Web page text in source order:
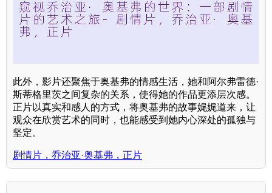
此外，影片还聚焦于奥基弗的情感生活，她和阿尔弗雷德·
斯蒂格里茨之间复杂的关系，使得她的作品更添层次感。
正片以真实和感人的方式，将奥基弗的故事娓娓道来，让
观众在欣赏艺术的同时，也能感受到她内心深处的孤独与
坚定。
剧情片，乔治亚·奥基弗，正片